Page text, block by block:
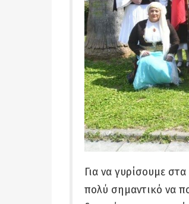
Για να γυρίσουμε
πολύ σημαντικό να